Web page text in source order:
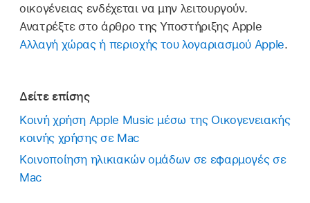
οικογένειας ενδέχεται να μην λειτουργούν.
Ανατρέξτε στο άρθρο της Υποστήριξης Apple
Αλλαγή χώρας ή περιοχής του λογαριασμού Apple.
Δείτε επίσης
Κοινή χρήση Apple Music μέσω της Οικογενειακής
κοινής χρήσης σε Mac
Κοινοποίηση ηλικιακών ομάδων σε εφαρμογές σε
Mac